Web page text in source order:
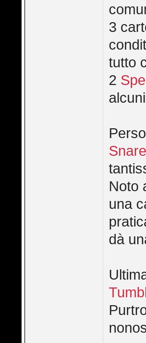
3
tutto
2
Snare
Noto
una
dà